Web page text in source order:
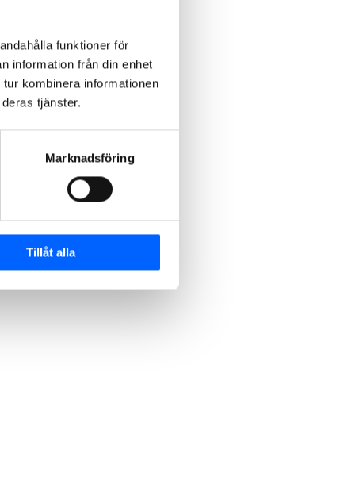
funktioner för
information från din enhet
kombinera informationen
tjänster.
Marknadsföring
Tillåt alla